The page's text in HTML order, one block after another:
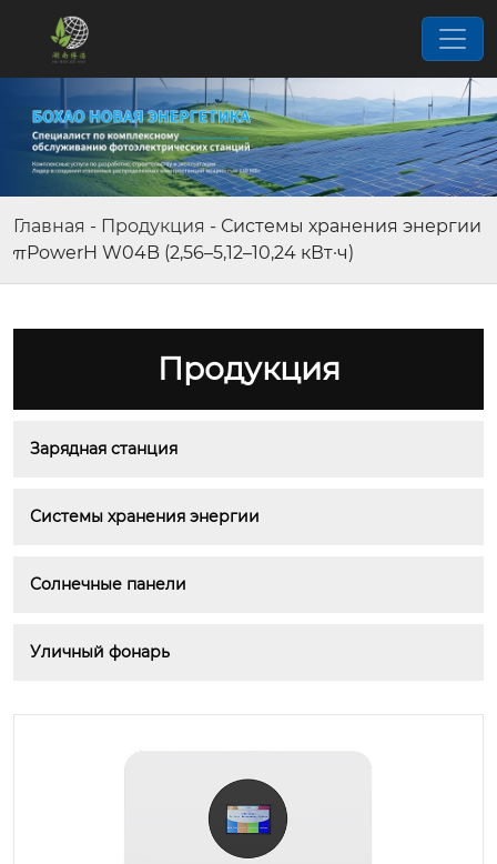
Главная - Продукция - Системы хранения энергии
πPowerH W04B (2,56–5,12–10,24 кВт·ч)
Продукция
Зарядная станция
Системы хранения энергии
Солнечные панели
Уличный фонарь